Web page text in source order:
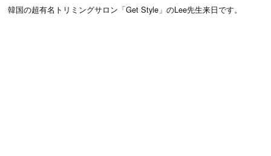
韓国の超有名トリミングサロン「Get Style」のLee先生来日です。